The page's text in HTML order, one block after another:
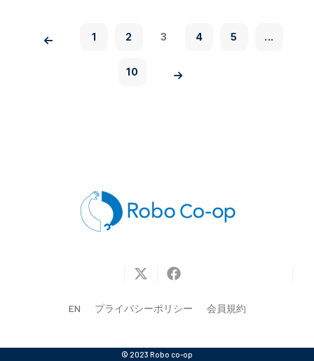
1 2 3 4 5 ...
10
EN プライバシーポリシー 会員規約
© 2023 Robo co-op